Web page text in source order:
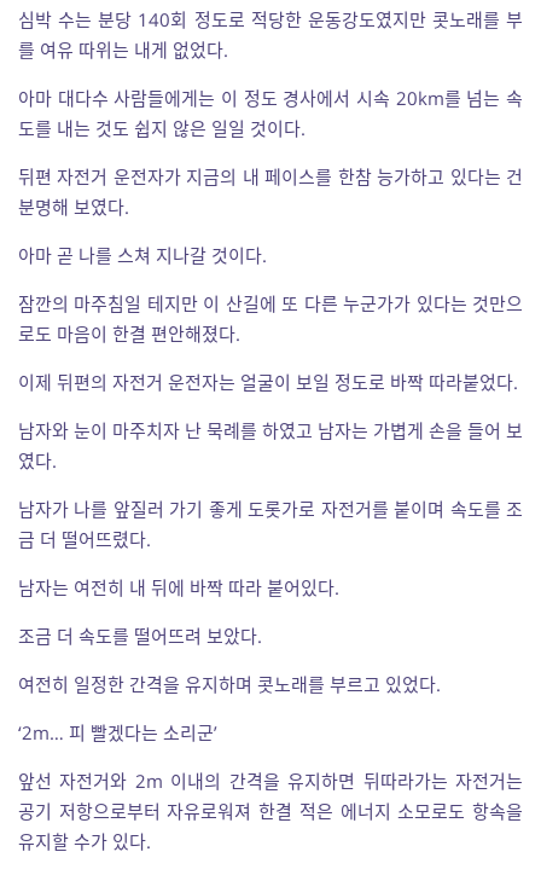
심박 수는 분당 140회 정도로 적당한 운동강도였지만 콧노래를 부
를 여유 따위는 내게 없었다.
아마 대다수 사람들에게는 이 정도 경사에서 시속 20km를 넘는 속
도를 내는 것도 쉽지 않은 일일 것이다.
뒤편 자전거 운전자가 지금의 내 페이스를 한참 능가하고 있다는 건
분명해 보였다.
아마 곧 나를 스쳐 지나갈 것이다.
잠깐의 마주침일 테지만 이 산길에 또 다른 누군가가 있다는 것만으
로도 마음이 한결 편안해졌다.
이제 뒤편의 자전거 운전자는 얼굴이 보일 정도로 바짝 따라붙었다.
남자와 눈이 마주치자 난 묵례를 하였고 남자는 가볍게 손을 들어 보
였다.
남자가 나를 앞질러 가기 좋게 도롯가로 자전거를 붙이며 속도를 조
금 더 떨어뜨렸다.
남자는 여전히 내 뒤에 바짝 따라 붙어있다.
조금 더 속도를 떨어뜨려 보았다.
여전히 일정한 간격을 유지하며 콧노래를 부르고 있었다.
‘2m… 피 빨겠다는 소리군’
앞선 자전거와 2m 이내의 간격을 유지하면 뒤따라가는 자전거는
공기 저항으로부터 자유로워져 한결 적은 에너지 소모로도 항속을
유지할 수가 있다.